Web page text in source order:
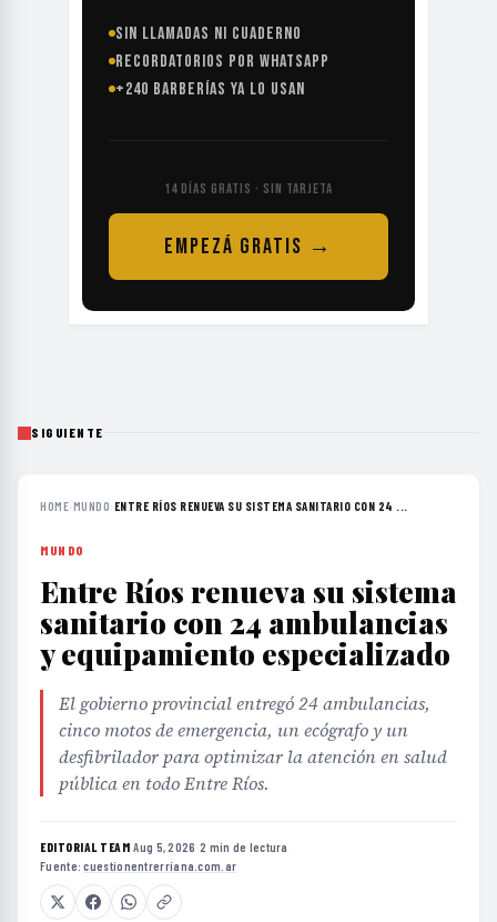
SIN LLAMADAS NI CUADERNO
RECORDATORIOS POR WHATSAPP
+240 BARBERÍAS YA LO USAN
14 DÍAS GRATIS · SIN TARJETA
EMPEZÁ GRATIS →
SIGUIENTE
HOME›MUNDO› ENTRE RÍOS RENUEVA SU SISTEMA SANITARIO CON 24 ...
MUNDO
Entre Ríos renueva su sistema
sanitario con 24 ambulancias
y equipamiento especializado
El gobierno provincial entregó 24 ambulancias,
cinco motos de emergencia, un ecógrafo y un
desfibrilador para optimizar la atención en salud
pública en todo Entre Ríos.
EDITORIAL TEAM·Aug 5, 2026 ·2 min de lectura ·
Fuente:cuestionentrerriana.com.ar